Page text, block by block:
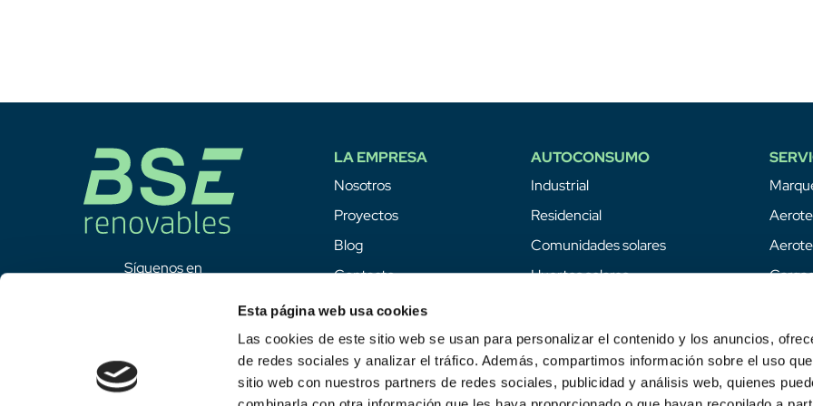
Esta página web usa cookies
Las cookies de este sitio web se usan para personalizar el contenido y los anuncios,
de redes sociales y analizar el tráfico. Además, compartimos información sobre el uso
sitio web con nuestros partners de redes sociales, publicidad y análisis web, quienes
Síguenos en
LA EMPRESA
Nosotros
Proyectos
Blog
Contacto
AUTOCONSUMO
Industrial
Residencial
Comunidades solares
Huertos solares